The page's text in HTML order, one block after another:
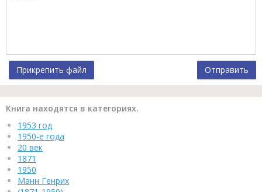
Прикрепить файл Отправить
Книга находятся в категориях.
1953 год
1950-е года
20 век
1871
1950
Манн Генрих